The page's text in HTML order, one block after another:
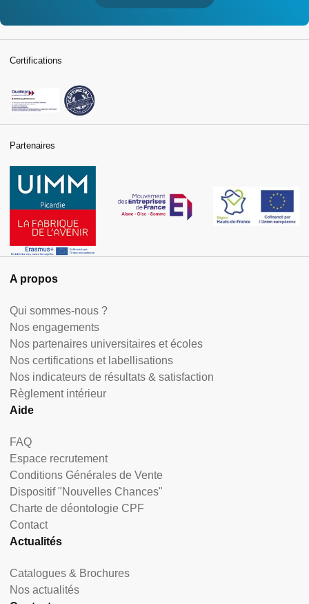
A propos
Qui sommes-nous ?
Nos engagements
Nos partenaires universitaires et écoles
Nos certifications et labellisations
Nos indicateurs de résultats & satisfaction
Règlement intérieur
Aide
FAQ
Espace recrutement
Conditions Générales de Vente
Dispositif "Nouvelles Chances"
Charte de déontologie CPF
Contact
Actualités
Catalogues & Brochures
Nos actualités
Certifications
Partenaires